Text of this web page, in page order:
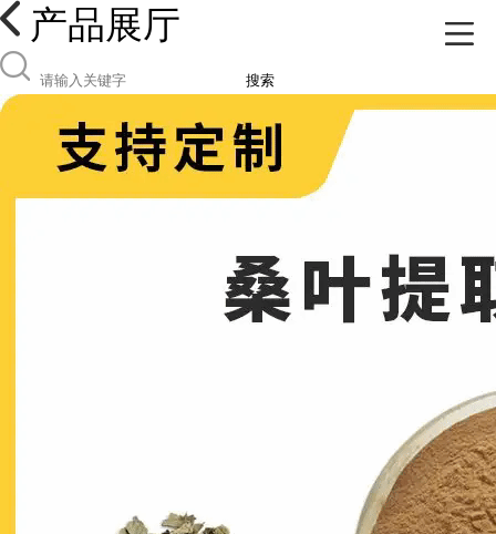
产品展厅
搜索